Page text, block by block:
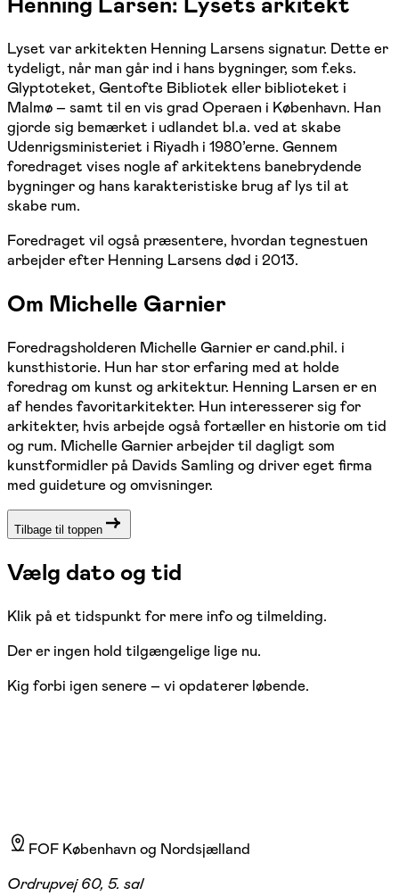
Lyset var arkitekten Henning Larsens signatur. Dette er
tydeligt, når man går ind i hans bygninger, som f.eks.
Glyptoteket, Gentofte Bibliotek eller biblioteket i
Malmø – samt til en vis grad Operaen i København. Han
gjorde sig bemærket i udlandet bl.a. ved at skabe
Udenrigsministeriet i Riyadh i 1980’erne. Gennem
foredraget vises nogle af arkitektens banebrydende
bygninger og hans karakteristiske brug af lys til at
skabe rum.
Foredraget vil også præsentere, hvordan tegnestuen
arbejder efter Henning Larsens død i 2013.
Om Michelle Garnier
Foredragsholderen Michelle Garnier er cand.phil. i
kunsthistorie. Hun har stor erfaring med at holde
foredrag om kunst og arkitektur. Henning Larsen er en
af hendes favoritarkitekter. Hun interesserer sig for
arkitekter, hvis arbejde også fortæller en historie om tid
og rum. Michelle Garnier arbejder til dagligt som
kunstformidler på Davids Samling og driver eget firma
med guideture og omvisninger.
Tilbage til toppen
Vælg dato og tid
Klik på et tidspunkt for mere info og tilmelding.
Der er ingen hold tilgængelige lige nu.
Kig forbi igen senere – vi opdaterer løbende.
FOF København og Nordsjælland
Ordrupvej 60, 5. sal